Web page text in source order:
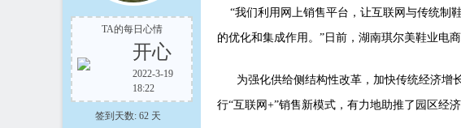
在
TA的每日心情
开心
2022-3-19
18:22
签到天数: 62 天
“我们利用网上销售平台，让互联网与传统制
的优化和集成作用。”日前，湖南琪尔美鞋业电
为强化供给侧结构性改革，加快传统经济增
行“互联网+”销售新模式，有力地助推了园区经济